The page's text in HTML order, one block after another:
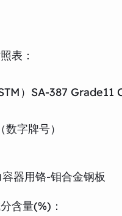
表：
）SA-387 Grade11
字牌号）
器用铬-钼合金钢板
含量(%)：